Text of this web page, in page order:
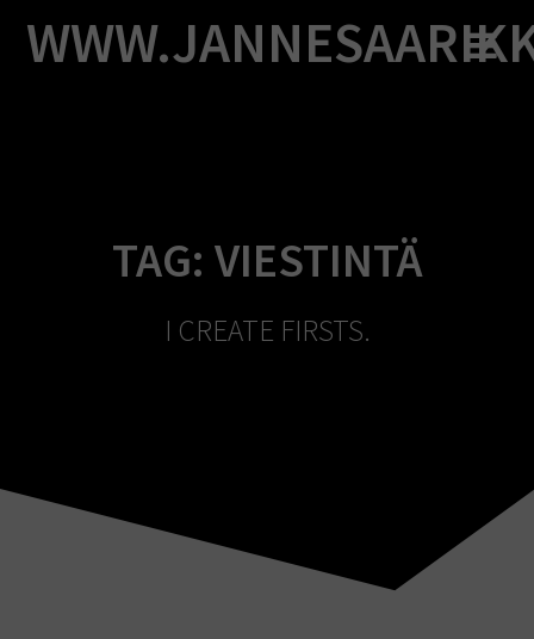
to
content
TAG: VIESTINTÄ
I CREATE FIRSTS.